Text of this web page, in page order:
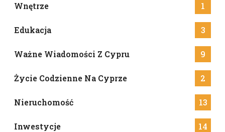
Wnętrze 1
Edukacja 3
Ważne Wiadomości Z Cypru 9
Życie Codzienne Na Cyprze 2
Nieruchomość 13
Inwestycje 14